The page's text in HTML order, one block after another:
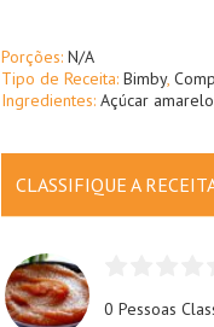
Porções: N/A
Tipo de Receita: Bimby,
Ingredientes: Açúcar amarelo
CLASSIFIQUE A
0 Pessoas